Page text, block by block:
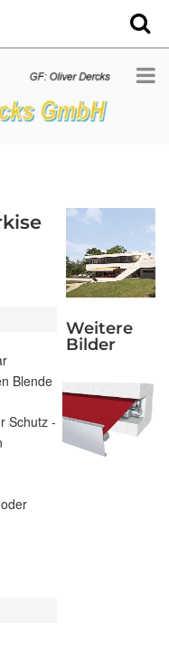
Blende
Schutz -
Weitere
Bilder